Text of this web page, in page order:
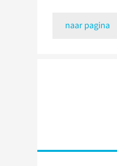
naar pagina